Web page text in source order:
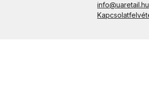
info@uaretail.hu